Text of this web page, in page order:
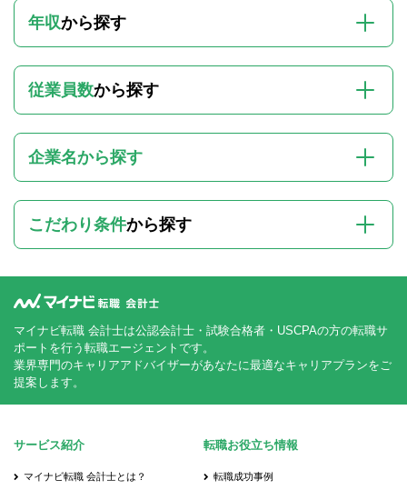
年収から探す
従業員数から探す
企業名から探す
こだわり条件から探す
マイナビ転職 会計士は公認会計士・試験合格者・USCPAの方の転職サ
ポートを行う転職エージェントです。
業界専門のキャリアアドバイザーがあなたに最適なキャリアプランをご
提案します。
サービス紹介
マイナビ転職 会計士とは？
転職お役立ち情報
転職成功事例